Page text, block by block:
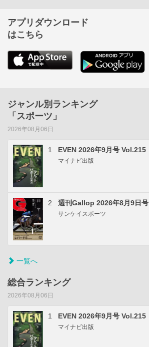
アプリダウンロード
はこちら
ジャンル別ランキング
「スポーツ」
2026年08月06日
1 EVEN 2026年9月号 Vol.215
マイナビ出版
2 週刊Gallop 2026年8月9日号
サンケイスポーツ
一覧へ
総合ランキング
2026年08月06日
1 EVEN 2026年9月号 Vol.215
マイナビ出版